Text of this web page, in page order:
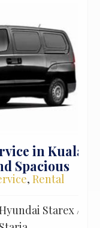
tentang apa
in Kuala
,Rental
Starex /